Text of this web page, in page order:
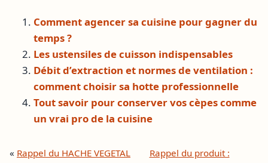
Comment agencer sa cuisine pour gagner du
temps ?
Les ustensiles de cuisson indispensables
Débit d’extraction et normes de ventilation :
comment choisir sa hotte professionnelle
Tout savoir pour conserver vos cèpes comme
un vrai pro de la cuisine
« Rappel du HACHE VEGETAL
Rappel du produit :